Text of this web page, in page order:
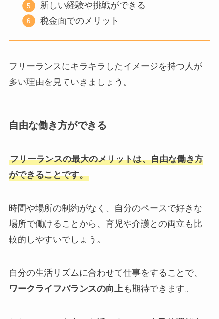
新しい経験や挑戦ができる
税金面でのメリット
フリーランスにキラキラしたイメージを持つ人が
多い理由を見ていきましょう。
自由な働き方ができる
フリーランスの最大のメリットは、自由な働き方
ができることです。
時間や場所の制約がなく、自分のペースで好きな
場所で働けることから、育児や介護との両立も比
較的しやすいでしょう。
自分の生活リズムに合わせて仕事をすることで、
ワークライフバランスの向上 も期待できます。